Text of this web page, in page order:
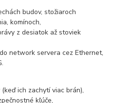
budov, stožiaroch
komínoch,
z desiatok až stoviek
network servera cez Ethernet,
ich zachytí viac brán),
kľúče,